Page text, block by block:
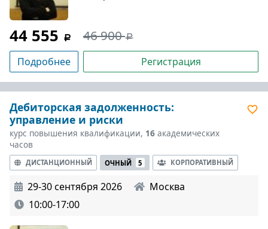
44 555 46 900
Подробнее Регистрация
Дебиторская задолженность:
управление и риски
курс повышения квалификации, 16 академических
часов
ДИСТАНЦИОННЫЙ ОЧНЫЙ 5 КОРПОРАТИВНЫЙ
29-30 сентября 2026
Москва
10:00-17:00